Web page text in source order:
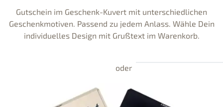
Gutschein im Geschenk-Kuvert mit unterschiedlichen
Geschenkmotiven. Passend zu jedem Anlass. Wähle Dein
individuelles Design mit Grußtext im Warenkorb.